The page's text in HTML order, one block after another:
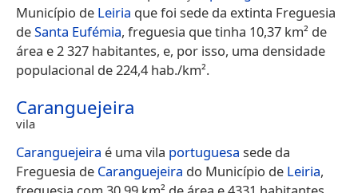
Município de Leiria que foi sede da extinta Freguesia
deSanta Eufémia, freguesia que tinha 10,37 km² de
área e 2 327 habitantes, e, por isso, uma densidade
populacional de 224,4 hab./km².
Caranguejeira
vila
Caranguejeira é uma vila portuguesa sede da
Freguesia de Caranguejeira do Município de Leiria,